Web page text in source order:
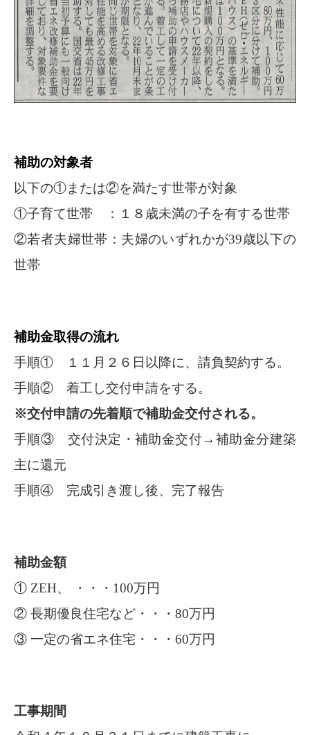
補助の対象者
以下の①または②を満たす世帯が対象
①子育て世帯 ：１８歳未満の子を有する世帯
②若者夫婦世帯：夫婦のいずれかが39歳以下の
世帯
補助金取得の流れ
手順① １１月２６日以降に、請負契約する。
手順② 着工し交付申請をする。
※交付申請の先着順で補助金交付される。
手順③ 交付決定・補助金交付→補助金分建築
主に還元
手順④ 完成引き渡し後、完了報告
補助金額
① ZEH、 ・・・100万円
② 長期優良住宅など・・・80万円
③ 一定の省エネ住宅・・・60万円
工事期間